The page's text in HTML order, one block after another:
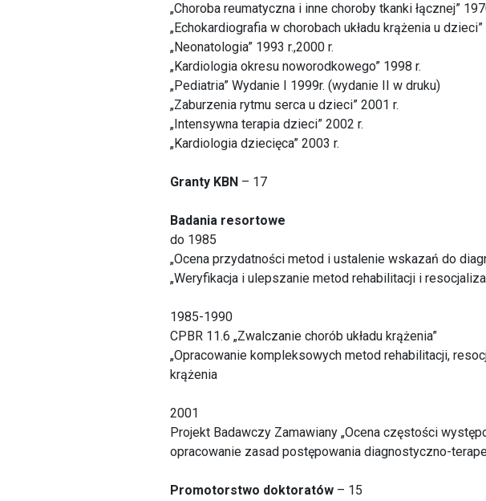
„Choroba reumatyczna i inne choroby tkanki łącznej”
„Echokardiografia w chorobach układu krążenia u dzieci”
„Neonatologia” 1993 r.,2000 r.
„Kardiologia okresu noworodkowego” 1998 r.
„Pediatria” Wydanie I 1999r. (wydanie II w druku)
„Zaburzenia rytmu serca u dzieci” 2001 r.
„Intensywna terapia dzieci” 2002 r.
„Kardiologia dziecięca” 2003 r.
Granty KBN – 17
Badania resortowe
do 1985
„Ocena przydatności metod i ustalenie wskazań do
„Weryfikacja i ulepszanie metod rehabilitacji i
1985-1990
CPBR 11.6 „Zwalczanie chorób układu krążenia”
„Opracowanie kompleksowych metod rehabilitacji,
krążenia
2001
Projekt Badawczy Zamawiany „Ocena częstości
opracowanie zasad postępowania diagnostyczno-
Promotorstwo doktoratów – 15